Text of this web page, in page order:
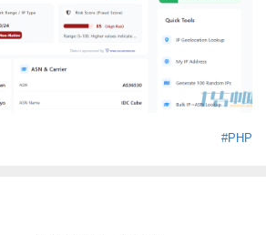
#PHP